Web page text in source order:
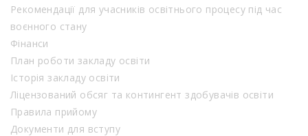
Рекомендації для учасників освітнього процесу під час
воєнного стану
Фінанси
План роботи закладу освіти
Історія закладу освіти
Ліцензований обсяг та контингент здобувачів освіти
Правила прийому
Документи для вступу